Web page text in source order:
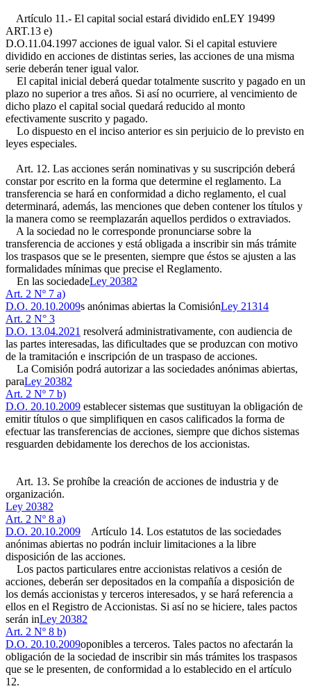
Artículo 11.- El capital social estará dividido enLEY 19499
ART.13 e)
D.O.11.04.1997 acciones de igual valor. Si el capital estuviere
dividido en acciones de distintas series, las acciones de una misma
serie deberán tener igual valor.
El capital inicial deberá quedar totalmente suscrito y pagado en un
plazo no superior a tres años. Si así no ocurriere, al vencimiento de
dicho plazo el capital social quedará reducido al monto
efectivamente suscrito y pagado.
Lo dispuesto en el inciso anterior es sin perjuicio de lo previsto en
leyes especiales.
Art. 12. Las acciones serán nominativas y su suscripción deberá
constar por escrito en la forma que determine el reglamento. La
transferencia se hará en conformidad a dicho reglamento, el cual
determinará, además, las menciones que deben contener los títulos y
la manera como se reemplazarán aquellos perdidos o extraviados.
A la sociedad no le corresponde pronunciarse sobre la
transferencia de acciones y está obligada a inscribir sin más trámite
los traspasos que se le presenten, siempre que éstos se ajusten a las
formalidades mínimas que precise el Reglamento.
En las sociedadeLey 20382
Art. 2 Nº 7 a)
D.O. 20.10.2009s anónimas abiertas la ComisiónLey 21314
Art. 2 N° 3
D.O. 13.04.2021 resolverá administrativamente, con audiencia de
las partes interesadas, las dificultades que se produzcan con motivo
de la tramitación e inscripción de un traspaso de acciones.
La Comisión podrá autorizar a las sociedades anónimas abiertas,
paraLey 20382
Art. 2 Nº 7 b)
D.O. 20.10.2009 establecer sistemas que sustituyan la obligación de
emitir títulos o que simplifiquen en casos calificados la forma de
efectuar las transferencias de acciones, siempre que dichos sistemas
resguarden debidamente los derechos de los accionistas.
Art. 13. Se prohíbe la creación de acciones de industria y de
organización.
Ley 20382
Art. 2 Nº 8 a)
D.O. 20.10.2009 Artículo 14. Los estatutos de las sociedades
anónimas abiertas no podrán incluir limitaciones a la libre
disposición de las acciones.
Los pactos particulares entre accionistas relativos a cesión de
acciones, deberán ser depositados en la compañía a disposición de
los demás accionistas y terceros interesados, y se hará referencia a
ellos en el Registro de Accionistas. Si así no se hiciere, tales pactos
serán inLey 20382
Art. 2 Nº 8 b)
D.O. 20.10.2009oponibles a terceros. Tales pactos no afectarán la
obligación de la sociedad de inscribir sin más trámites los traspasos
que se le presenten, de conformidad a lo establecido en el artículo
12.